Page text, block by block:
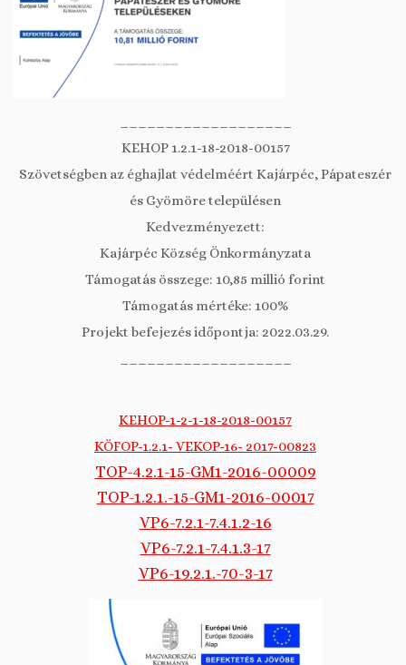
KEHOP 1.2.1-18-2018-00157
Szövetségben az éghajlat védelméért Kajárpéc, Pápateszér
és Gyömöre településen
Kedvezményezett:
Kajárpéc Község Önkormányzata
Támogatás összege: 10,85 millió forint
Támogatás mértéke: 100%
Projekt befejezés időpontja: 2022.03.29.
KEHOP-1-2-1-18-2018-00157
KÖFOP-1.2.1- VEKOP-16- 2017-00823
TOP-4.2.1-15-GM1-2016-00009
TOP-1.2.1.-15-GM1-2016-00017
VP6-7.2.1-7.4.1.2-16
VP6-7.2.1-7.4.1.3-17
VP6-19.2.1.-70-3-17